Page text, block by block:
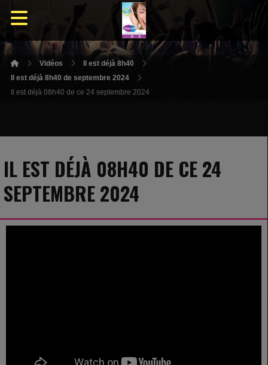
Vidéos
Il est déjà 8h40
Il est déjà 8h40 de septembre 2024
Il est déjà 08h40 de ce 24 septembre 2024
IL EST DÉJÀ 08H40 DE CE 24
SEPTEMBRE 2024